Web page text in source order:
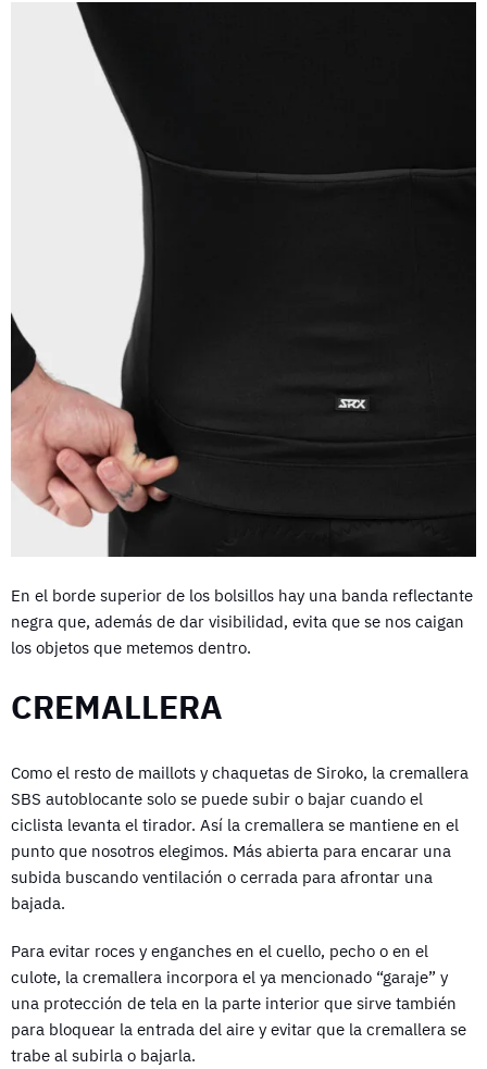
En el borde superior de los bolsillos hay una banda reflectante
negra que, además de dar visibilidad, evita que se nos caigan
los objetos que metemos dentro.
CREMALLERA
Como el resto de maillots y chaquetas de Siroko, la cremallera
SBS autoblocante solo se puede subir o bajar cuando el
ciclista levanta el tirador. Así la cremallera se mantiene en el
punto que nosotros elegimos. Más abierta para encarar una
subida buscando ventilación o cerrada para afrontar una
bajada.
Para evitar roces y enganches en el cuello, pecho o en el
culote, la cremallera incorpora el ya mencionado “garaje” y
una protección de tela en la parte interior que sirve también
para bloquear la entrada del aire y evitar que la cremallera se
trabe al subirla o bajarla.